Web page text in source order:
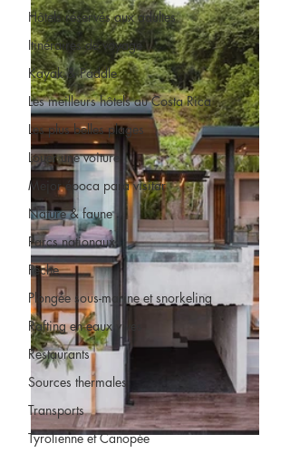
Hôtels réservés aux adultes
Itinéraires de voyage
Kayak & Paddle
Les meilleurs hôtels au Costa Rica
Les plus belles plages
Louer une voiture
Mejor época para visitar
Nature & faune
Parcs nationaux
Pêche
Plongée sous-marine et snorkeling
Rafting en eaux vives
Restaurants
Sources thermales
Transports
Tyrolienne et Canopée